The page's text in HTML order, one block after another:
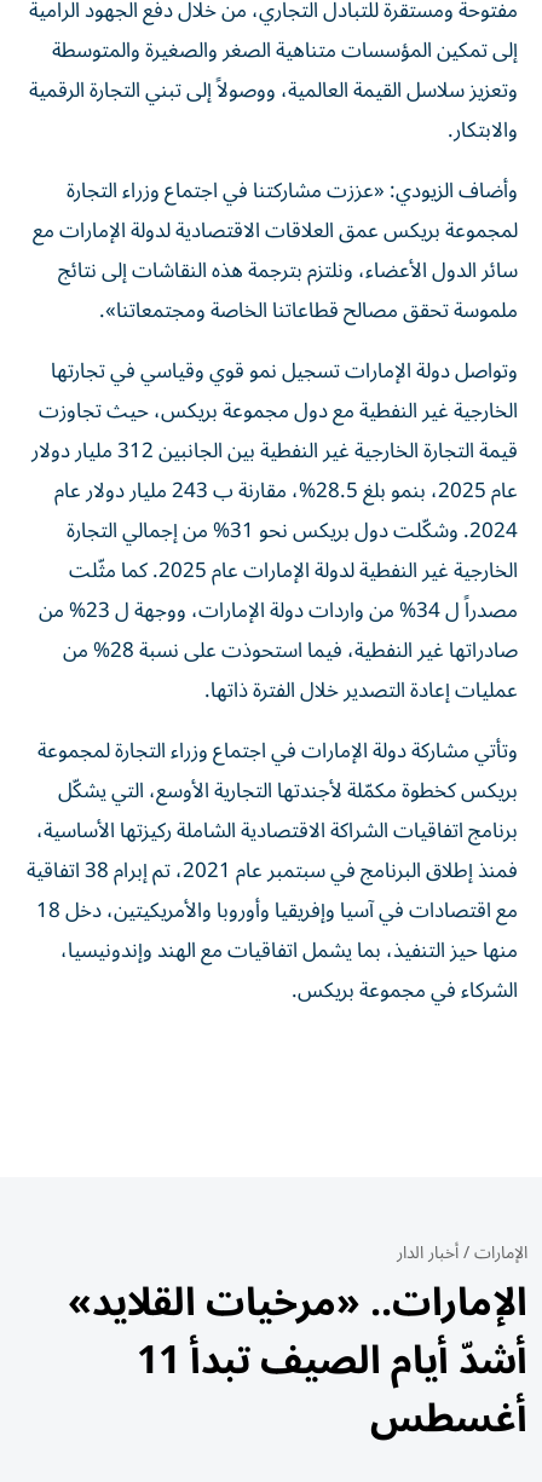
مفتوحة ومستقرة للتبادل التجاري، من خلال دفع الجهود الرامية
إلى تمكين المؤسسات متناهية الصغر والصغيرة والمتوسطة
وتعزيز سلاسل القيمة العالمية، ووصولاً إلى تبني التجارة الرقمية
والابتكار.
وأضاف الزيودي: «عززت مشاركتنا في اجتماع وزراء التجارة
لمجموعة بريكس عمق العلاقات الاقتصادية لدولة الإمارات مع
سائر الدول الأعضاء، ونلتزم بترجمة هذه النقاشات إلى نتائج
ملموسة تحقق مصالح قطاعاتنا الخاصة ومجتمعاتنا».
وتواصل دولة الإمارات تسجيل نمو قوي وقياسي في تجارتها
الخارجية غير النفطية مع دول مجموعة بريكس، حيث تجاوزت
قيمة التجارة الخارجية غير النفطية بين الجانبين 312 مليار دولار
عام 2025، بنمو بلغ 28.5%، مقارنة ب 243 مليار دولار عام
2024. وشكّلت دول بريكس نحو 31% من إجمالي التجارة
الخارجية غير النفطية لدولة الإمارات عام 2025. كما مثّلت
مصدراً ل 34% من واردات دولة الإمارات، ووجهة ل 23% من
صادراتها غير النفطية، فيما استحوذت على نسبة 28% من
عمليات إعادة التصدير خلال الفترة ذاتها.
وتأتي مشاركة دولة الإمارات في اجتماع وزراء التجارة لمجموعة
بريكس كخطوة مكمّلة لأجندتها التجارية الأوسع، التي يشكّل
برنامج اتفاقيات الشراكة الاقتصادية الشاملة ركيزتها الأساسية،
فمنذ إطلاق البرنامج في سبتمبر عام 2021، تم إبرام 38 اتفاقية
مع اقتصادات في آسيا وإفريقيا وأوروبا والأمريكيتين، دخل 18
منها حيز التنفيذ، بما يشمل اتفاقيات مع الهند وإندونيسيا،
الشركاء في مجموعة بريكس.
الإمارات/أخبار الدار
الإمارات.. «مرخيات القلايد»
أشدّ أيام الصيف تبدأ 11
أغسطس